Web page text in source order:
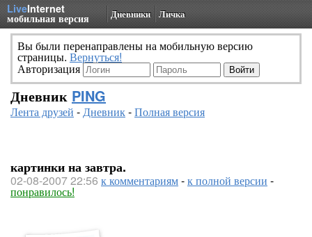
LiveInternet
мобильная версия Дневники Личка
Вы были перенаправлены на мобильную версию
страницы. Вернуться!
Авторизация
Дневник PING
Лента друзей -Дневник-Полная версия
картинки на завтра.
02-08-2007 22:56 к комментариям-к полной версии -
понравилось!